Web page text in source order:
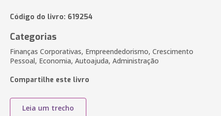
Código do livro: 619254
Categorias
Finanças Corporativas, Empreendedorismo, Crescimento
Pessoal, Economia, Autoajuda, Administração
Compartilhe este livro
Leia um trecho